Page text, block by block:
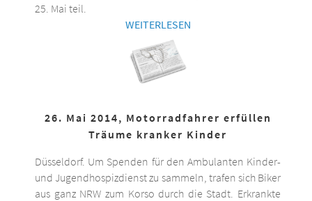
25. Mai teil.
WEITERLESEN
26. Mai 2014, Motorradfahrer erfüllen
Träume kranker Kinder
Düsseldorf. Um Spenden für den Ambulanten Kinder-
und Jugendhospizdienst zu sammeln, trafen sich Biker
aus ganz NRW zum Korso durch die Stadt. Erkrankte